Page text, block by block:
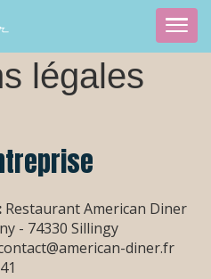
légales
Restaurant American Diner
- 74330 Sillingy
diner.fr